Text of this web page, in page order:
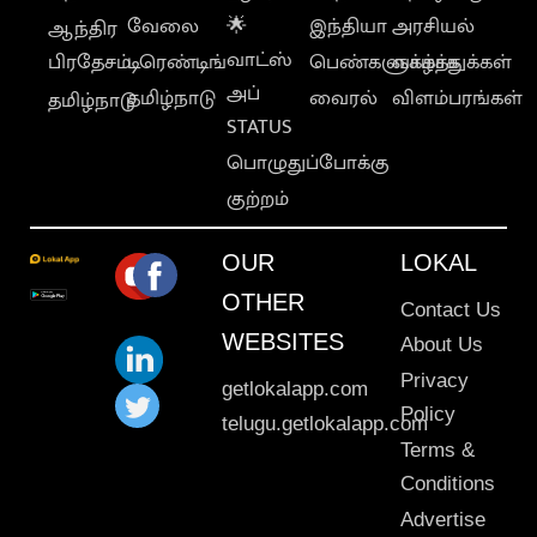
ஆந்திர
பிரதேசம்
தமிழ்நாடு
வேலை
டிரெண்டிங்
தமிழ்நாடு
🌟
வாட்ஸ்
அப்
STATUS
பொழுதுப்போக்கு
குற்றம்
இந்தியா
பெண்களுக்காக
வைரல்
அரசியல்
வாழ்த்துக்கள்
விளம்பரங்கள்
OUR
OTHER
WEBSITES
getlokalapp.com
telugu.getlokalapp.com
LOKAL
Contact Us
About Us
Privacy
Policy
Terms &
Conditions
Advertise